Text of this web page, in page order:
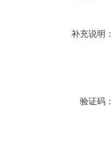
补充说明：
验证码：